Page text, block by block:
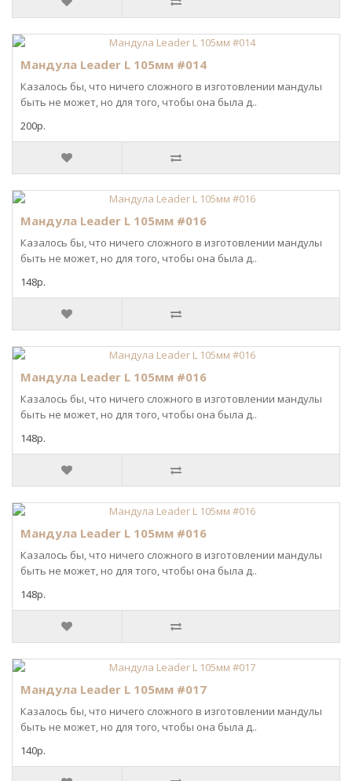
Мандула Leader L 105мм #014
Казалось бы, что ничего сложного в изготовлении мандулы
быть не может, но для того, чтобы она была д..
200р.
Мандула Leader L 105мм #016
Казалось бы, что ничего сложного в изготовлении мандулы
быть не может, но для того, чтобы она была д..
148р.
Мандула Leader L 105мм #016
Казалось бы, что ничего сложного в изготовлении мандулы
быть не может, но для того, чтобы она была д..
148р.
Мандула Leader L 105мм #016
Казалось бы, что ничего сложного в изготовлении мандулы
быть не может, но для того, чтобы она была д..
148р.
Мандула Leader L 105мм #017
Казалось бы, что ничего сложного в изготовлении мандулы
быть не может, но для того, чтобы она была д..
140р.